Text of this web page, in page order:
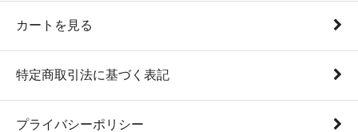
カートを見る
特定商取引法に基づく表記
プライバシーポリシー